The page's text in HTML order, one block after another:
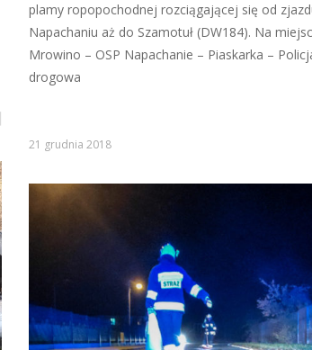
plamy ropopochodnej rozciągającej się od
Napachaniu aż do Szamotuł (DW184). Na
Mrowino – OSP Napachanie – Piaskarka –
drogowa
21 grudnia 2018